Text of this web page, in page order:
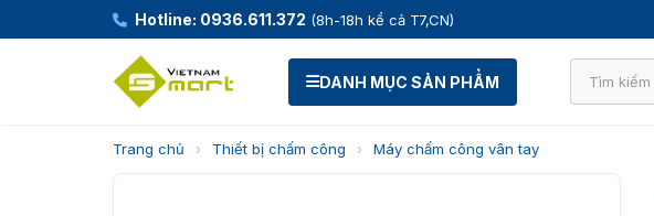
Hotline: 0936.611.372 (8h-18h kể cả T7,CN)
DANH MỤC SẢN PHẨM
Trang chủ › Thiết bị chấm công › Máy chấm công vân tay